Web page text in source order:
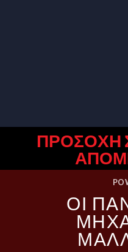
ΠΡΟΣΟΧΗ
ΟΙ